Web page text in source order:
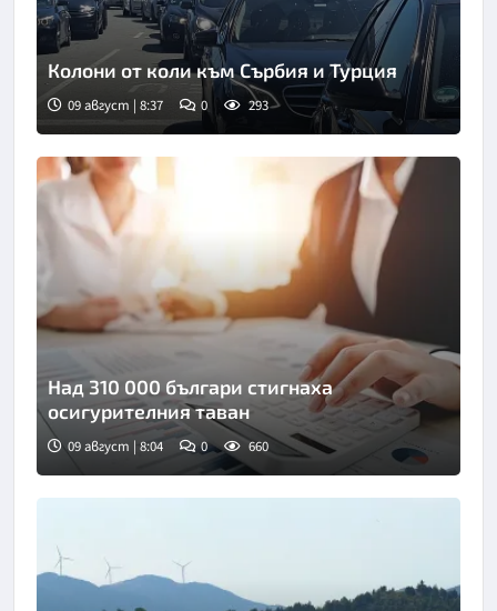
Снимка: БНТ
Колони от коли към Сърбия и Турция
09 август | 8:37 0 293
Над 310 000 българи стигнаха
осигурителния таван
09 август | 8:04 0 660